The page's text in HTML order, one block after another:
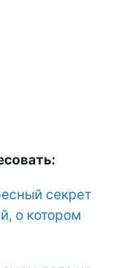
секрет
о котором